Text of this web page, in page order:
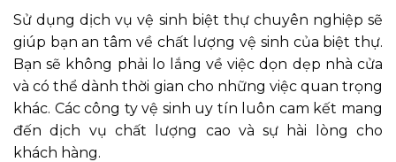
Sử dụng dịch vụ vệ sinh biệt thự chuyên nghiệp sẽ
giúp bạn an tâm về chất lượng vệ sinh của biệt thự.
Bạn sẽ không phải lo lắng về việc dọn dẹp nhà cửa
và có thể dành thời gian cho những việc quan trọng
khác. Các công ty vệ sinh uy tín luôn cam kết mang
đến dịch vụ chất lượng cao và sự hài lòng cho
khách hàng.